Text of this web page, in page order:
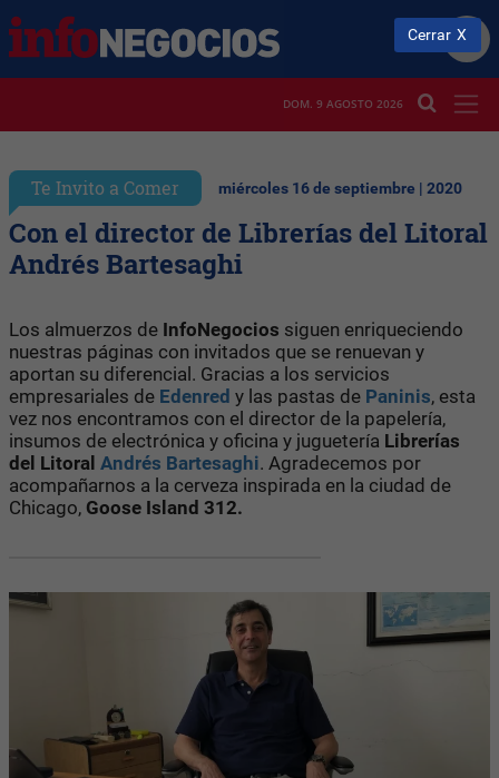
DOM. 9 AGOSTO 2026
Te Invito a Comer miércoles 16 de septiembre | 2020
Con el director de Librerías del Litoral
Andrés Bartesaghi
Los almuerzos de InfoNegocios siguen enriqueciendo
nuestras páginas con invitados que se renuevan y
aportan su diferencial. Gracias a los servicios
empresariales de Edenred y las pastas de Paninis, esta
vez nos encontramos con el director de la papelería,
insumos de electrónica y oficina y juguetería Librerías
del Litoral Andrés Bartesaghi. Agradecemos por
acompañarnos a la cerveza inspirada en la ciudad de
Chicago, Goose Island 312.
Cerrar